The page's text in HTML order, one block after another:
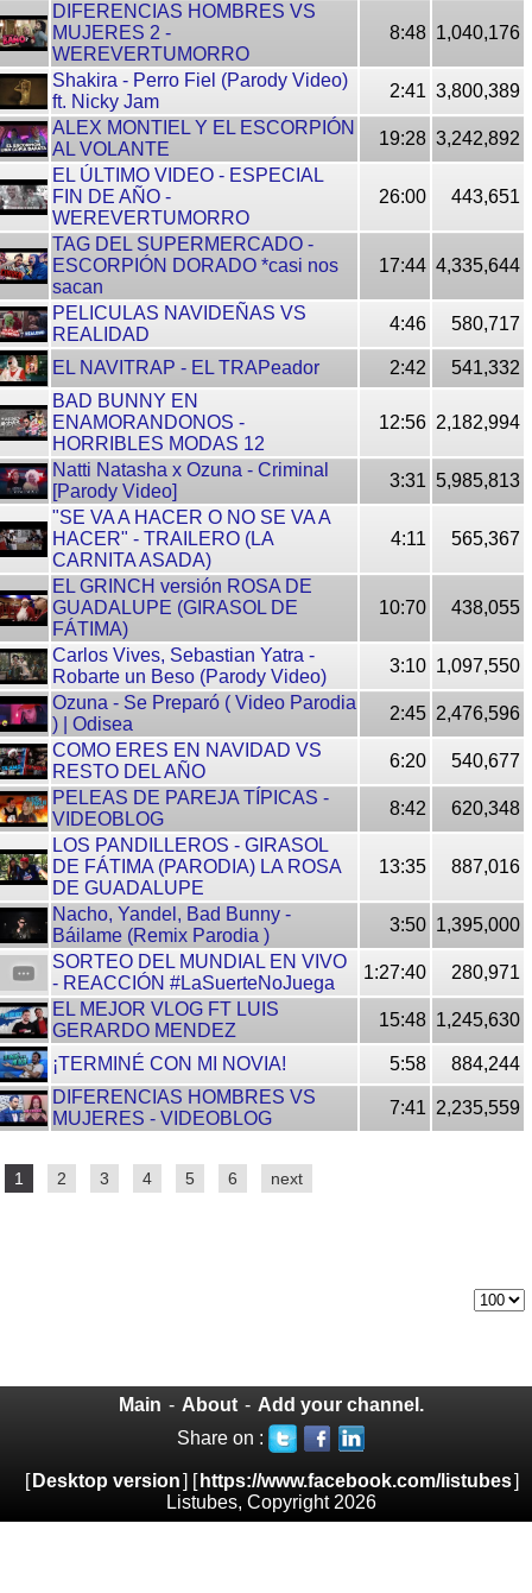
DIFERENCIAS HOMBRES VS
MUJERES 2 -
WEREVERTUMORRO
8:48 1,040,176
Shakira - Perro Fiel (Parody Video)
ft. Nicky Jam
2:41 3,800,389
ALEX MONTIEL Y EL ESCORPIÓN
AL VOLANTE
19:28 3,242,892
EL ÚLTIMO VIDEO - ESPECIAL
FIN DE AÑO -
WEREVERTUMORRO
26:00 443,651
TAG DEL SUPERMERCADO -
ESCORPIÓN DORADO *casi nos
sacan
17:44 4,335,644
PELICULAS NAVIDEÑAS VS
REALIDAD
4:46 580,717
EL NAVITRAP - EL TRAPeador 2:42
541,332
BAD BUNNY EN
ENAMORANDONOS -
HORRIBLES MODAS 12
12:56 2,182,994
Natti Natasha x Ozuna - Criminal
[Parody Video]
3:31 5,985,813
"SE VA A HACER O NO SE VA A
HACER" - TRAILERO (LA
CARNITA ASADA)
4:11 565,367
EL GRINCH versión ROSA DE
GUADALUPE (GIRASOL DE
FÁTIMA)
10:70 438,055
Carlos Vives, Sebastian Yatra -
Robarte un Beso (Parody Video)
3:10 1,097,550
Ozuna - Se Preparó ( Video Parodia
) | Odisea
2:45 2,476,596
COMO ERES EN NAVIDAD VS
RESTO DEL AÑO
6:20
540,677
PELEAS DE PAREJA TÍPICAS -
VIDEOBLOG
8:42
620,348
LOS PANDILLEROS - GIRASOL
DE FÁTIMA (PARODIA) LA ROSA
DE GUADALUPE
13:35 887,016
Nacho, Yandel, Bad Bunny -
Báilame (Remix Parodia )
3:50 1,395,000
SORTEO DEL MUNDIAL EN VIVO
- REACCIÓN #LaSuerteNoJuega
1:27:40
280,971
EL MEJOR VLOG FT LUIS
GERARDO MENDEZ
15:48 1,245,630
¡TERMINÉ CON MI NOVIA! 5:58
884,244
DIFERENCIAS HOMBRES VS
MUJERES - VIDEOBLOG
7:41 2,235,559
1 2 3 4 5 6 next
Main - About - Add your channel.
Share on :
[ Desktop version] [ https://www.facebook.com/listubes]
Listubes, Copyright 2026